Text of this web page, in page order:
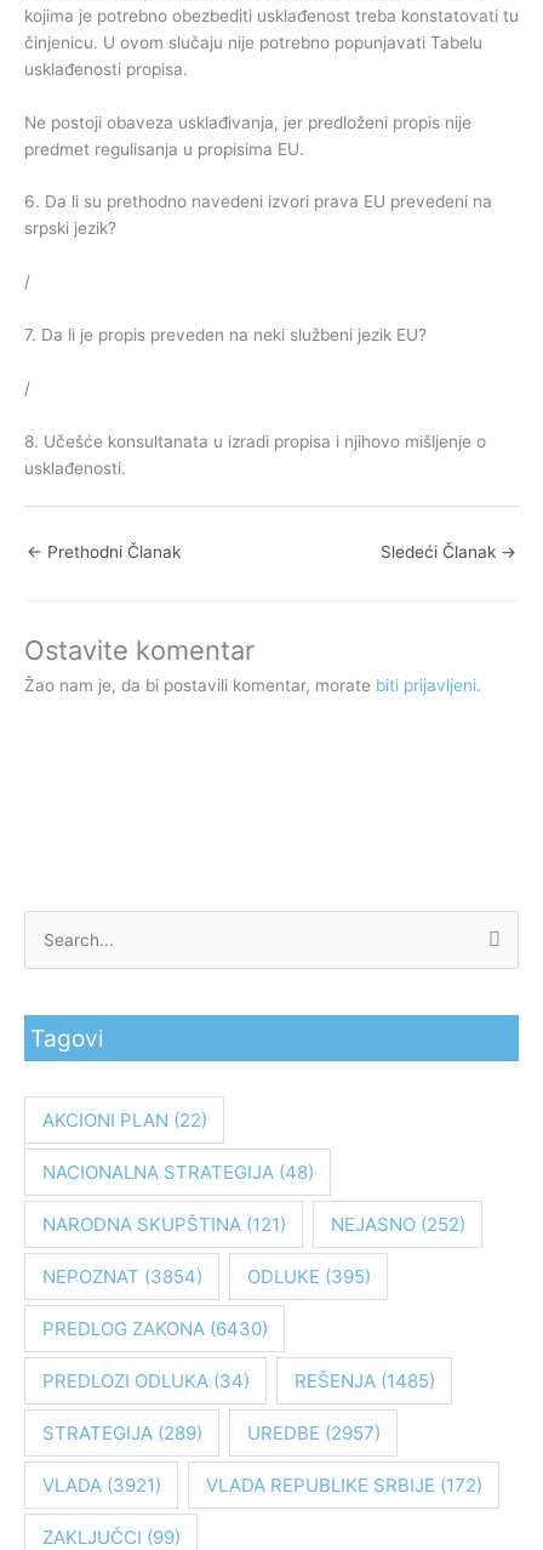
kojima je potrebno obezbediti usklađenost treba konstatovati tu
činjenicu. U ovom slučaju nije potrebno popunjavati Tabelu
usklađenosti propisa.
Ne postoji obaveza usklađivanja, jer predloženi propis nije
predmet regulisanja u propisima EU.
6. Da li su prethodno navedeni izvori prava EU prevedeni na
srpski jezik?
/
7. Da li je propis preveden na neki službeni jezik EU?
/
8. Učešće konsultanata u izradi propisa i njihovo mišljenje o
usklađenosti.
← Prethodni Članak Sledeći Članak →
Ostavite komentar
Žao nam je, da bi postavili komentar, morate biti prijavljeni.
g
z
Tagovi
AKCIONI PLAN (22)
NACIONALNA STRATEGIJA(48)
NARODNA SKUPŠTINA(121) NEJASNO(252)
NEPOZNAT (3854) ODLUKE (395)
PREDLOG ZAKONA(6430)
PREDLOZI ODLUKA(34) REŠENJA(1485)
STRATEGIJA(289) UREDBE (2957)
VLADA(3921) VLADA REPUBLIKE SRBIJE (172)
ZAKLJUČCI (99)